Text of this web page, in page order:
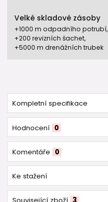
Velké skladové zásoby
+1000 m odpadního potrubí,
+200 revizních šachet,
+5000 m drenážních trubek
Kompletní specifikace
Hodnocení 0
Komentáře 0
Ke stažení